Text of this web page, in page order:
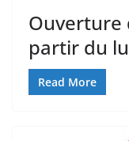
Ouverture
partir du
Read More